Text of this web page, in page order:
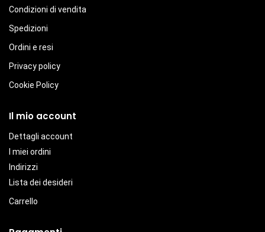
Condizioni di vendita
Spedizioni
Ordini e resi
Privacy policy
Cookie Policy
Il mio account
Dettagli account
I miei ordini
Indirizzi
Lista dei desideri
Carrello